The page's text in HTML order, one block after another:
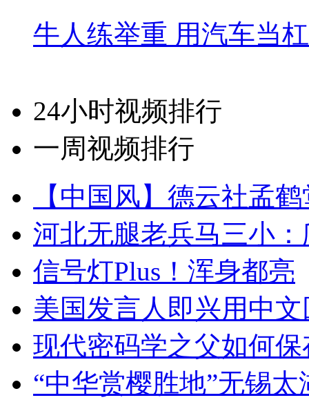
牛人练举重 用汽车当
24小时视频排行
一周视频排行
【中国风】德云社孟
河北无腿老兵马三小
信号灯Plus！浑身都亮
美国发言人即兴用中
现代密码学之父如何
“中华赏樱胜地”无锡